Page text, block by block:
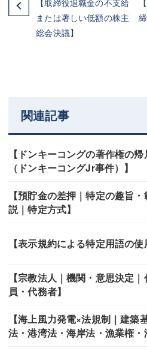
または著しい低額の株主
総会決議】
関連記事
【ドンキーコングの著作権の
（ドンキーコングJr事件）】
【預貯金の差押｜特定の趣旨
説｜特定方式】
【表示規約による特定用語の使
【宗教法人｜機関・意思決定
員・代務者】
【海上風力発電×法規制｜建築
法・港湾法・海岸法・漁業権・